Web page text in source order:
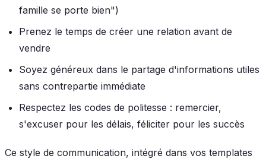
famille se porte bien")
Prenez le temps de créer une relation avant de
vendre
Soyez généreux dans le partage d'informations utiles
sans contrepartie immédiate
Respectez les codes de politesse : remercier,
s'excuser pour les délais, féliciter pour les succès
Ce style de communication, intégré dans vos templates